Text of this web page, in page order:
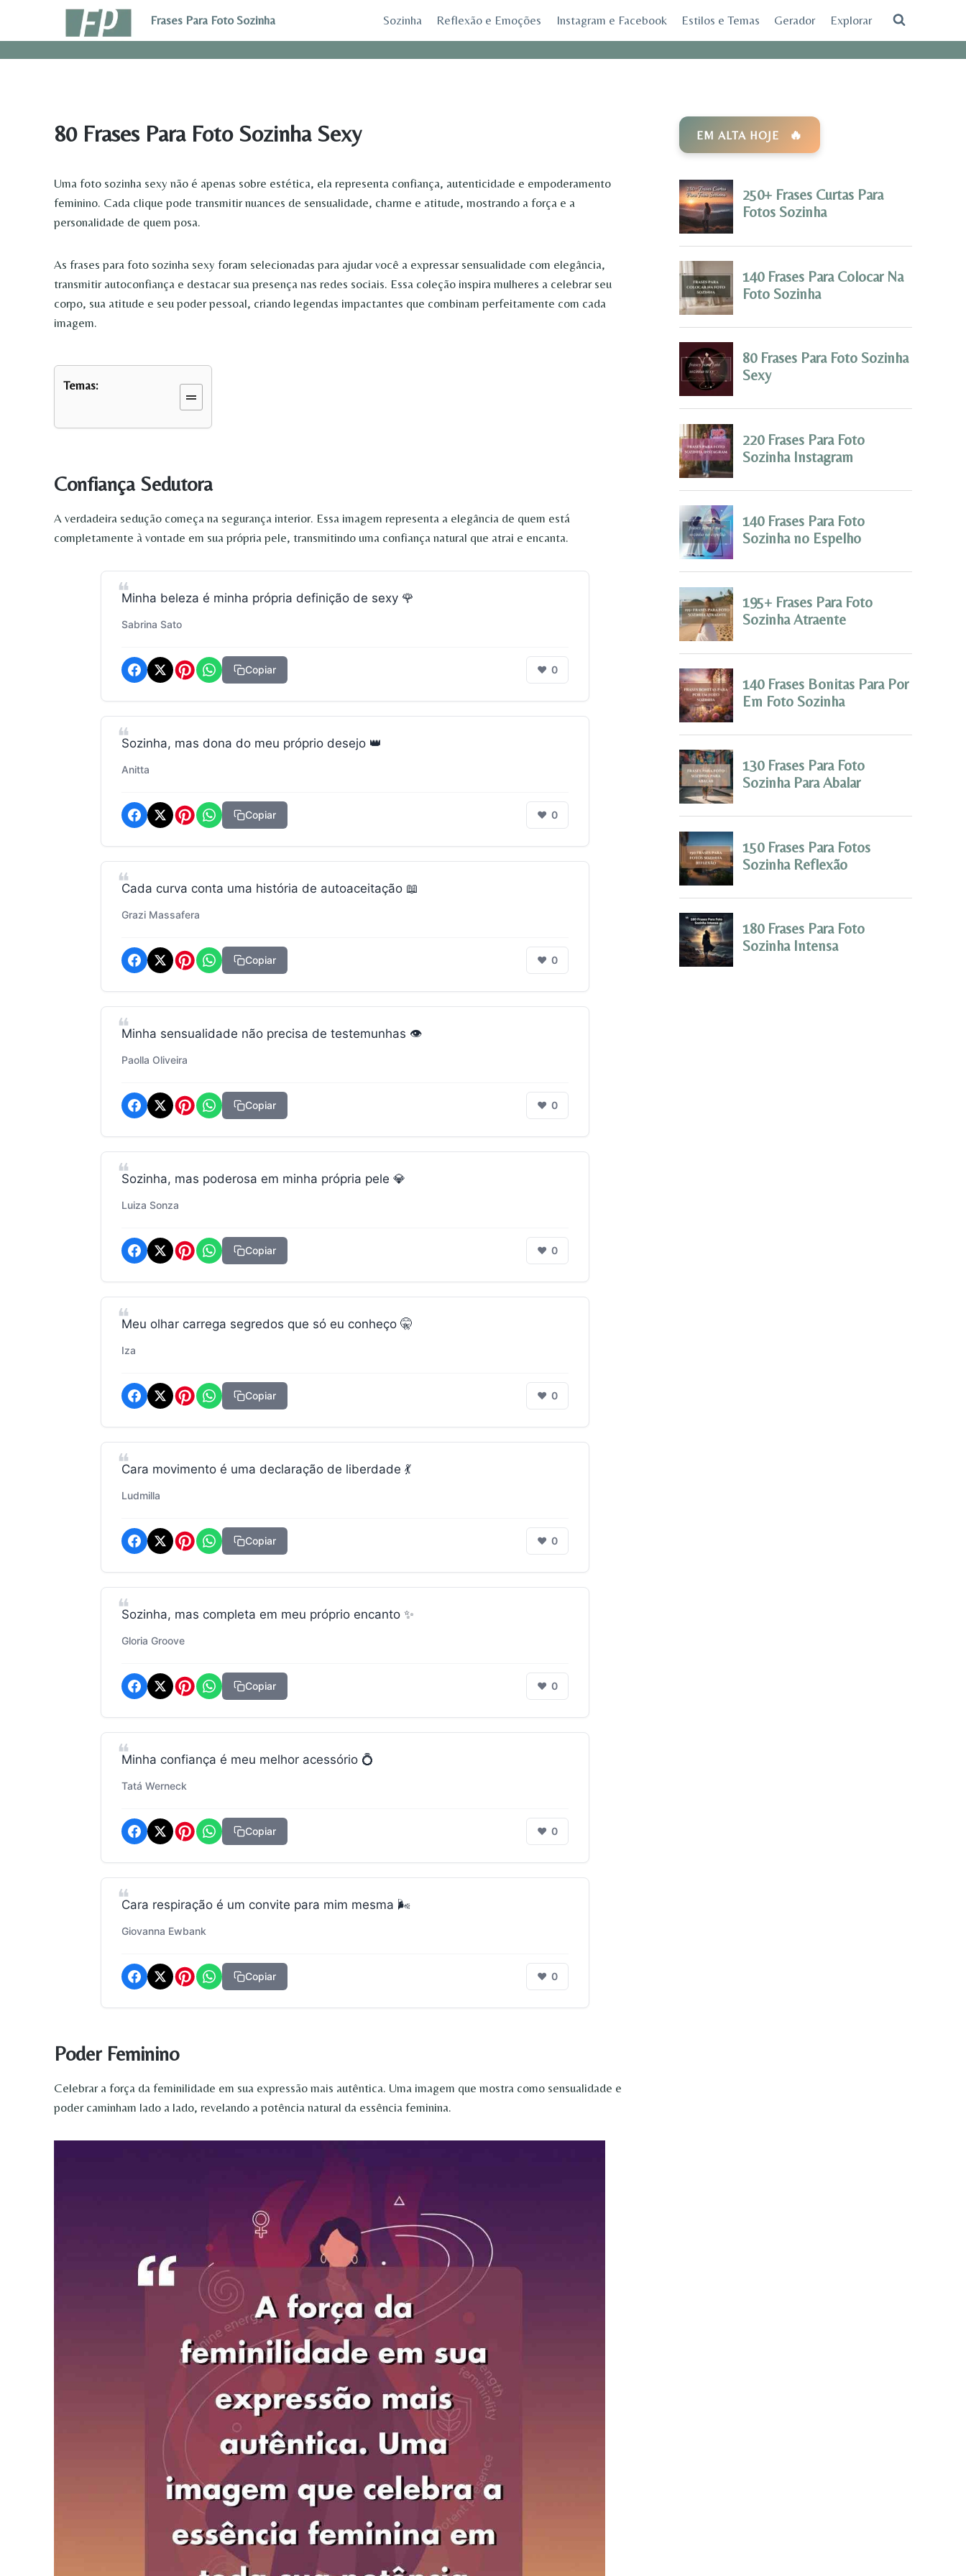
Frases Para Foto Sozinha Sozinha Reflexão e Emoções Instagram e Facebook Estilos e Temas Gerador Explorar
80 Frases Para Foto Sozinha Sexy
Uma foto sozinha sexy não é apenas sobre estética, ela representa confiança, autenticidade e empoderamento
feminino. Cada clique pode transmitir nuances de sensualidade, charme e atitude, mostrando a força e a
personalidade de quem posa.
As frases para foto sozinha sexy foram selecionadas para ajudar você a expressar sensualidade com elegância,
transmitir autoconfiança e destacar sua presença nas redes sociais. Essa coleção inspira mulheres a celebrar seu
corpo, sua atitude e seu poder pessoal, criando legendas impactantes que combinam perfeitamente com cada
imagem.
Temas:
Confiança Sedutora
A verdadeira sedução começa na segurança interior. Essa imagem representa a elegância de quem está
completamente à vontade em sua própria pele, transmitindo uma confiança natural que atrai e encanta.
Minha beleza é minha própria definição de sexy 🌹
Sabrina Sato
Copiar ❤ 0
Sozinha, mas dona do meu próprio desejo 👑
Anitta
Copiar ❤ 0
Cada curva conta uma história de autoaceitação 📖
Grazi Massafera
Copiar ❤ 0
Minha sensualidade não precisa de testemunhas 👁️
Paolla Oliveira
Copiar ❤ 0
Sozinha, mas poderosa em minha própria pele 💎
Luiza Sonza
Copiar ❤ 0
Meu olhar carrega segredos que só eu conheço 🤫
Iza
Copiar ❤ 0
Cara movimento é uma declaração de liberdade 💃
Ludmilla
Copiar ❤ 0
Sozinha, mas completa em meu próprio encanto ✨
Gloria Groove
Copiar ❤ 0
Minha confiança é meu melhor acessório 💍
Tatá Werneck
Copiar ❤ 0
Cara respiração é um convite para mim mesma 🌬️
Giovanna Ewbank
Copiar ❤ 0
Poder Feminino
Celebrar a força da feminilidade em sua expressão mais autêntica. Uma imagem que mostra como sensualidade e
poder caminham lado a lado, revelando a potência natural da essência feminina.
EM ALTA HOJE